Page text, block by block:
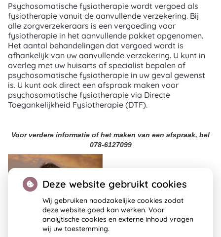
Psychosomatische fysiotherapie wordt vergoed als
fysiotherapie vanuit de aanvullende verzekering. Bij
alle zorgverzekeraars is een vergoeding voor
fysiotherapie in het aanvullende pakket opgenomen.
Het aantal behandelingen dat vergoed wordt is
afhankelijk van uw aanvullende verzekering. U kunt in
overleg met uw huisarts of specialist bepalen of
psychosomatische fysiotherapie in uw geval gewenst
is. U kunt ook direct een afspraak maken voor
psychosomatische fysiotherapie via Directe
Toegankelijkheid Fysiotherapie (DTF).
Voor verdere informatie of het maken van een afspraak, bel
078-6127099
Deze website gebruikt cookies
Wij gebruiken noodzakelijke cookies zodat
deze website goed kan werken. Voor
analytische cookies en externe inhoud vragen
wij uw toestemming.